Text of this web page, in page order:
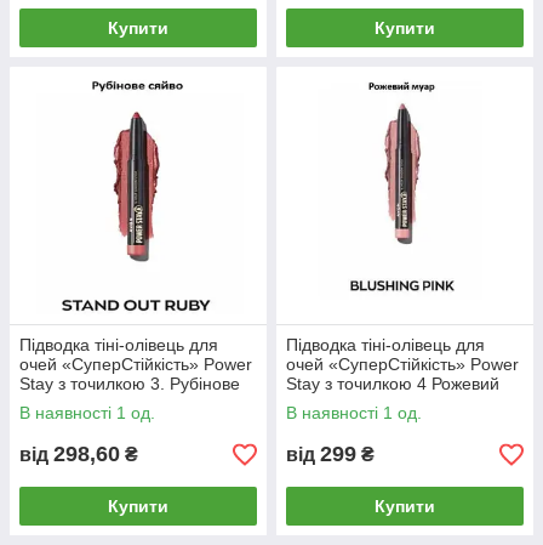
Купити Купити
Підводка тіні-олівець для
очей «СуперСтійкість» Power
Stay з точилкою 3. Рубінове
сяйво/ stand out ruby
В наявності 1 од.
від 298,60 ₴
Купити
Підводка тіні-олівець для
очей «СуперСтійкість» Power
Stay з точилкою 4 Рожевий
муар / Blushing Pink
В наявності 1 од.
від 299 ₴
Купити